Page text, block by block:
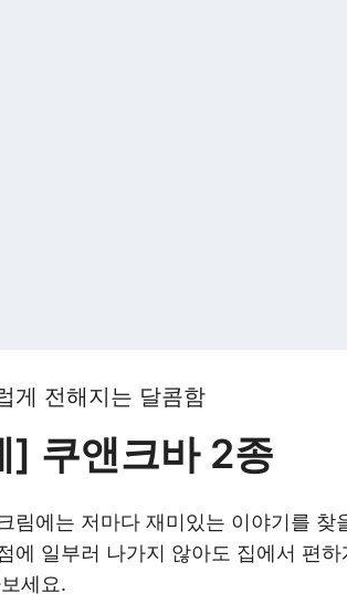
게 전해지는 달콤함
] 쿠앤크바2종
에는 저마다 재미있는 이야기를 찾
에 일부러 나가지 않아도 집에서 편
세요.